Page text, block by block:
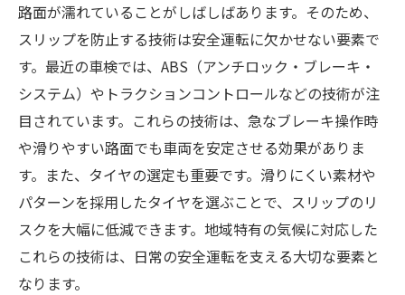
路面が濡れていることがしばしばあります。そのため、
スリップを防止する技術は安全運転に欠かせない要素で
す。最近の車検では、ABS（アンチロック・ブレーキ・
システム）やトラクションコントロールなどの技術が注
目されています。これらの技術は、急なブレーキ操作時
や滑りやすい路面でも車両を安定させる効果がありま
す。また、タイヤの選定も重要です。滑りにくい素材や
パターンを採用したタイヤを選ぶことで、スリップのリ
スクを大幅に低減できます。地域特有の気候に対応した
これらの技術は、日常の安全運転を支える大切な要素と
なります。